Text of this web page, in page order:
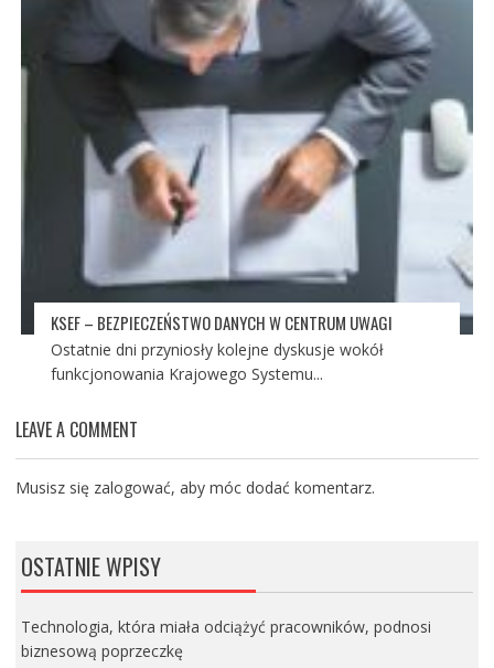
KSEF – BEZPIECZEŃSTWO DANYCH W CENTRUM UWAGI
Ostatnie dni przyniosły kolejne dyskusje wokół
funkcjonowania Krajowego Systemu...
LEAVE A COMMENT
Musisz się zalogować, aby móc dodać komentarz.
OSTATNIE WPISY
Technologia, która miała odciążyć pracowników, podnosi
biznesową poprzeczkę